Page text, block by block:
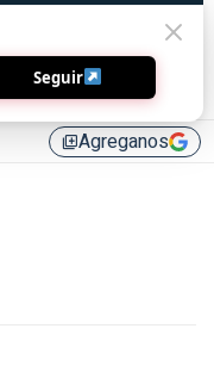
library_addAgreganos
Seguir